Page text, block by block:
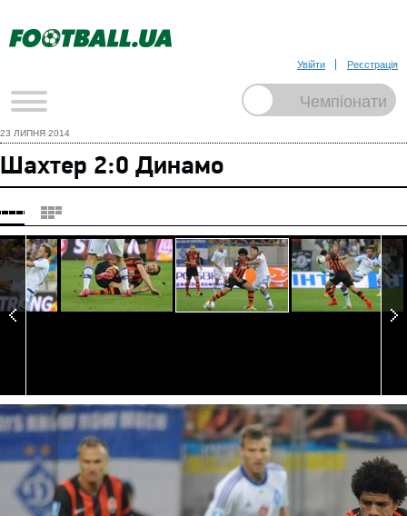
Увійти Реєстрація
23 ЛИПНЯ 2014
Шахтер 2:0 Динамо